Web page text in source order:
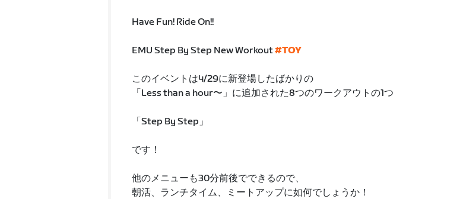
Have Fun! Ride On!!
EMU Step By Step New Workout#TOY
このイベントは4/29に新登場したばかりの
「Less than a hour〜」に追加された8つのワークアウトの1つ
「Step By Step」
です！
他のメニューも30分前後でできるので、
朝活、ランチタイム、ミートアップに如何でしょうか！